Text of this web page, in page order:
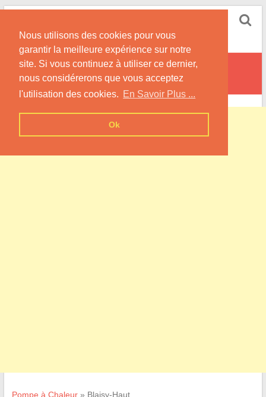
Nous utilisons des cookies pour vous
garantir la meilleure expérience sur notre
site. Si vous continuez à utiliser ce dernier,
nous considérerons que vous acceptez
l'utilisation des cookies. En Savoir Plus ...
Ok
Skip
content
Informations sur les Pompes à Chaleur
Blaisy-Haut
Pompe à Chaleur» Blaisy-Haut